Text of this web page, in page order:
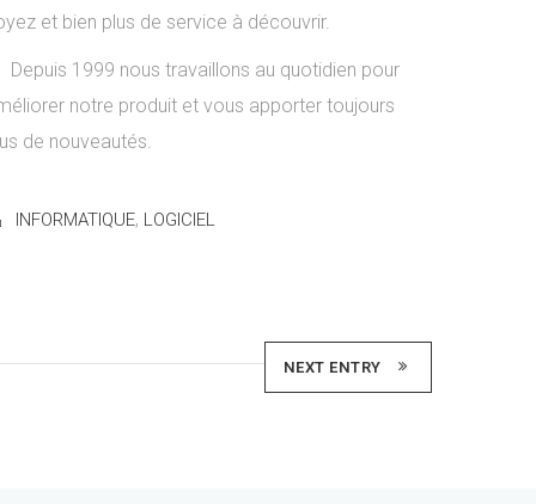
et bien plus de service à découvrir.
Depuis 1999 nous travaillons au quotidien pour
notre produit et vous apporter toujours
de nouveautés.
INFORMATIQUE, LOGICIEL
NEXT ENTRY